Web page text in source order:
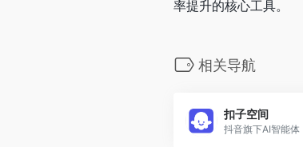
率提升的核心工具。
相关导航
扣子空间
抖音旗下AI智能体